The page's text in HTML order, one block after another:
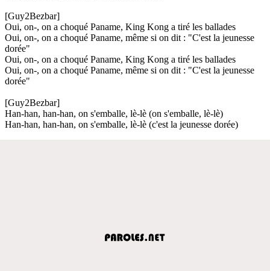
[Guy2Bezbar]
Oui, on-, on a choqué Paname, King Kong a tiré les ballades
Oui, on-, on a choqué Paname, même si on dit : "C'est la jeunesse
dorée"
Oui, on-, on a choqué Paname, King Kong a tiré les ballades
Oui, on-, on a choqué Paname, même si on dit : "C'est la jeunesse
dorée"
[Guy2Bezbar]
Han-han, han-han, on s'emballe, lè-lè (on s'emballe, lè-lè)
Han-han, han-han, on s'emballe, lè-lè (c'est la jeunesse dorée)